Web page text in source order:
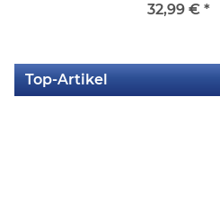
32,99 € *
Top-Artikel